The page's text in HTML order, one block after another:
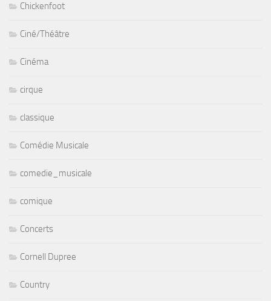
Chickenfoot
Ciné/Théâtre
Cinéma
cirque
classique
Comédie Musicale
comedie_musicale
comique
Concerts
Cornell Dupree
Country